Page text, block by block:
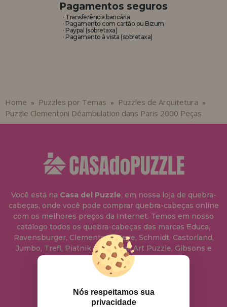
Pagamentos seguros
· Transferência bancária
· Pagamento com cartão ou Bizum
· Paypal (sobretaxa)
· Pagamento à vista (sobretaxa)
Home » Puzzles por Temas » Puzzles de Arquitetura »
Puzzle Clementoni Déambulation dans Paris 2000 Peças
Você está na Casa del Puzzle, em nossa loja de quebra-
cabeças, onde você pode comprar quebra-cabeças online
com os melhores preços da Internet. Temos em nosso
catálogo todos os quebra-cabeças das marcas Educa,
Ravensburger, Clementoni, Heye, Schmidt, Castorland,
Jumbo, Trefl, Piatnik, Anatolian, Art Puzzle, Gibsons e
muito mais.
info@casadopuzzle.pt
Nós respeitamos sua
privacidade